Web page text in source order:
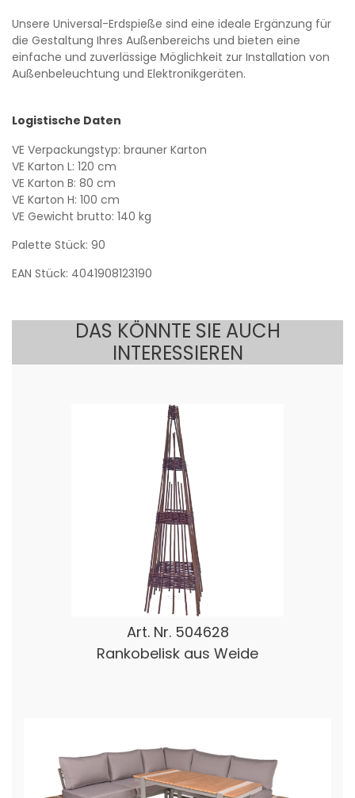
Unsere Universal-Erdspieße sind eine ideale Ergänzung für
die Gestaltung Ihres Außenbereichs und bieten eine
einfache und zuverlässige Möglichkeit zur Installation von
Außenbeleuchtung und Elektronikgeräten.
Logistische Daten
VE Verpackungstyp: brauner Karton
VE Karton L: 120 cm
VE Karton B: 80 cm
VE Karton H: 100 cm
VE Gewicht brutto: 140 kg
Palette Stück: 90
EAN Stück: 4041908123190
DAS KÖNNTE SIE AUCH
INTERESSIEREN
Art. Nr. 504628
Rankobelisk aus Weide